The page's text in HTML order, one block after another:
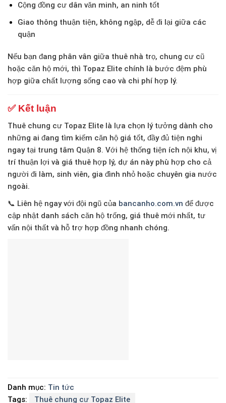
Cộng đồng cư dân văn minh, an ninh tốt
Giao thông thuận tiện, không ngập, dễ đi lại giữa các
quận
Nếu bạn đang phân vân giữa thuê nhà trọ, chung cư cũ
hoặc căn hộ mới, thì Topaz Elite chính là bước đệm phù
hợp giữa chất lượng sống cao và chi phí hợp lý.
✅ Kết luận
Thuê chung cư Topaz Elite là lựa chọn lý tưởng dành cho
những ai đang tìm kiếm căn hộ giá tốt, đầy đủ tiện nghi
ngay tại trung tâm Quận 8. Với hệ thống tiện ích nội khu, vị
trí thuận lợi và giá thuê hợp lý, dự án này phù hợp cho cả
người đi làm, sinh viên, gia đình nhỏ hoặc chuyên gia nước
ngoài.
📞 Liên hệ ngay với đội ngũ của bancanho.com.vn để được
cập nhật danh sách căn hộ trống, giá thuê mới nhất, tư
vấn nội thất và hỗ trợ hợp đồng nhanh chóng.
Danh mục: Tin tức
Tags:
Thuê chung cư Topaz Elite